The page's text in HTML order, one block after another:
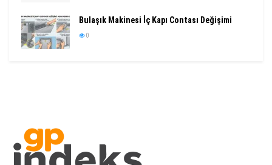
Bulaşık Makinesi İç Kapı Contası Değişimi
0